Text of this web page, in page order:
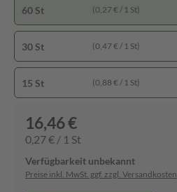
60 St (0,27 € / 1 St)
30 St (0,47 € / 1 St)
15 St (0,88 € / 1 St)
16,46 €
0,27 € / 1 St
Verfügbarkeit unbekannt
Preise inkl. MwSt. ggf. zzgl. Versandkosten